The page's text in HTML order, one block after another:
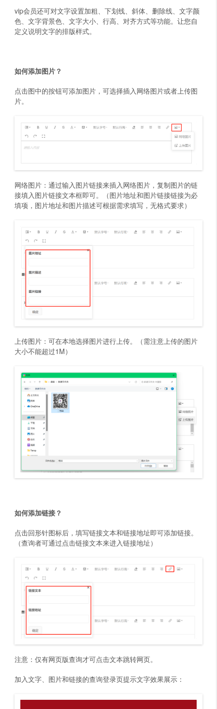
vip会员还可对文字设置加粗、下划线、斜体、删除线、文字颜
色、文字背景色、文字大小、行高、对齐方式等功能。让您自
定义说明文字的排版样式。
如何添加图片？
点击图中的按钮可添加图片，可选择插入网络图片或者上传图
片。
网络图片：通过输入图片链接来插入网络图片，复制图片的链
接填入图片链接文本框即可。（图片地址和图片链接链接为必
填项，图片地址和图片描述可根据需求填写，无格式要求）
上传图片：可在本地选择图片进行上传。（需注意上传的图片
大小不能超过1M）
如何添加链接？
点击回形针图标后，填写链接文本和链接地址即可添加链接。
（查询者可通过点击链接文本来进入链接地址）
注意：仅有网页版查询才可点击文本跳转网页。
加入文字、图片和链接的查询登录页提示文字效果展示：